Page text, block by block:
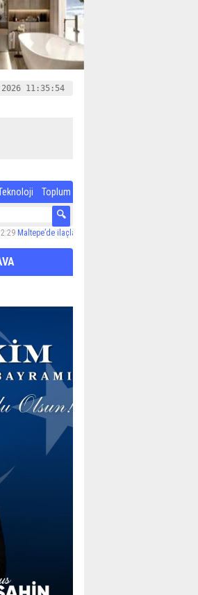
11:35:54
Toplum
ilaçlama çalışmaları sürüyor